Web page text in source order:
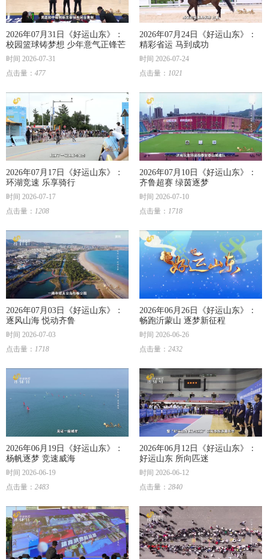
2026年07月31日《好运山东》：
校园篮球铸梦想 少年意气正锋芒
时间 2026-07-31
点击量： 477
2026年07月24日《好运山东》：
精彩省运 马到成功
时间 2026-07-24
点击量： 1021
2026年07月17日《好运山东》：
环湖竞速 乐享骑行
时间 2026-07-17
点击量： 1208
2026年07月10日《好运山东》：
齐鲁超赛 绿茵逐梦
时间 2026-07-10
点击量： 1718
2026年07月03日《好运山东》：
逐风山海 悦动齐鲁
时间 2026-07-03
点击量： 1718
2026年06月26日《好运山东》：
畅跑沂蒙山 逐梦新征程
时间 2026-06-26
点击量： 2432
2026年06月19日《好运山东》：
杨帆逐梦 竞速威海
时间 2026-06-19
点击量： 2483
2026年06月12日《好运山东》：
好运山东 所向匹迷
时间 2026-06-12
点击量： 2840